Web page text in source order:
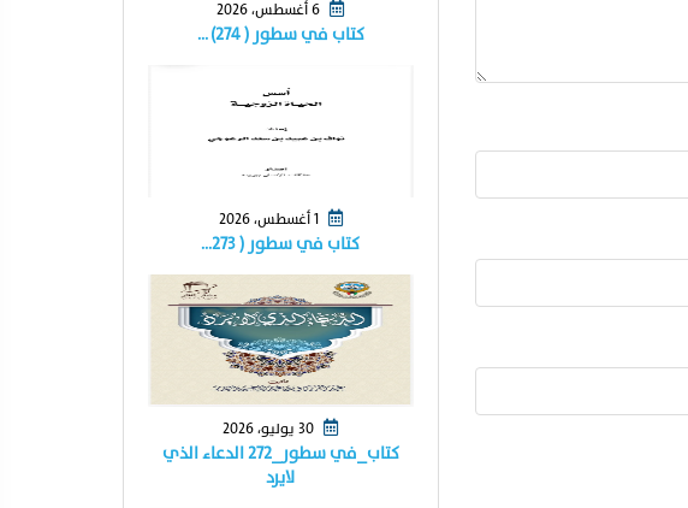
كتاب في سطور ( ٢٧٤) …
1 أغسطس، 2026
كتاب في سطور ( ٢٧٣…
كتاب_في سطور_٢٧٢ الدعاء الذي
لايرد